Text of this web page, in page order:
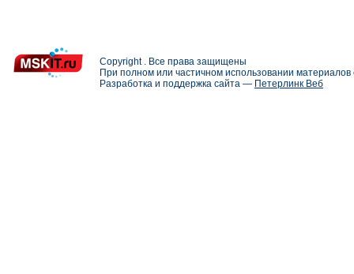
Copyright . Все права защищены
При полном или частичном использовании
Разработка и поддержка сайта — Петерлинк Веб